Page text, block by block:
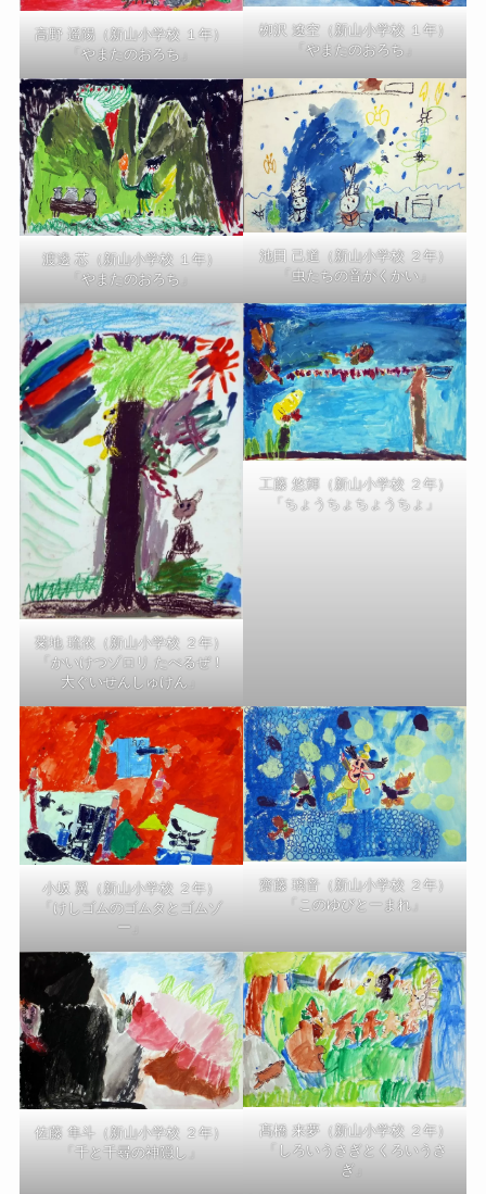
高野 遥陽（新山小学校 １年）
「やまたのおろち」
栁沢 遼空（新山小学校 １年）
「やまたのおろち」
渡邊 芯（新山小学校 １年）
「やまたのおろち」
池田 己道（新山小学校 ２年）
「虫たちの音がくかい」
菊地 琉依（新山小学校 ２年）
「かいけつゾロリ たべるぜ！
大ぐいせんしゅけん」
工藤 悠輝（新山小学校 ２年）
「ちょうちょちょうちょ」
小坂 翼（新山小学校 ２年）
「けしゴムのゴムタとゴムゾ
ー」
齋藤 璃音（新山小学校 ２年）
「このゆびとーまれ」
佐藤 隼斗（新山小学校 ２年）
「千と千尋の神隠し」
髙橋 来夢（新山小学校 ２年）
「しろいうさぎとくろいうさ
ぎ」